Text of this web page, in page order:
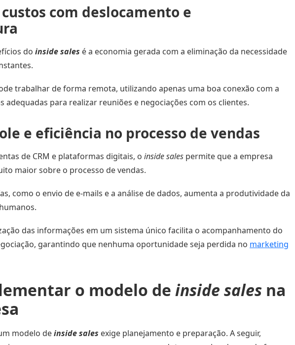
com deslocamento e
do inside sales é a economia gerada com a eliminação da necessidade
trabalhar de forma remota, utilizando apenas uma boa conexão com a
adequadas para realizar reuniões e negociações com os clientes.
e eficiência no processo de vendas
de CRM e plataformas digitais, o inside sales permite que a empresa
maior sobre o processo de vendas.
como o envio de e-mails e a análise de dados, aumenta a produtividade da
das informações em um sistema único facilita o acompanhamento do
garantindo que nenhuma oportunidade seja perdida no marketing
o modelo de inside sales na
modelo deinside sales exige planejamento e preparação. A seguir,